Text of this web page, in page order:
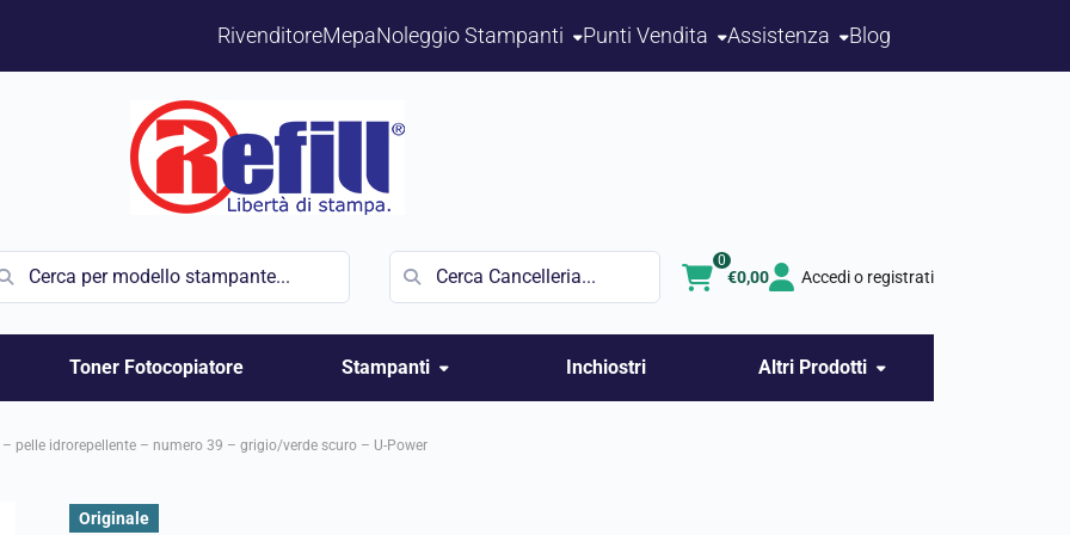
RivenditoreMepaNoleggio Stampanti Punti Vendita Assistenza Blog
€0,00
0
Accedi o registrati
Toner Fotocopiatore Stampanti Inchiostri Altri Prodotti
pelle idrorepellente – numero 39 – grigio/verde scuro – U-Power
Originale